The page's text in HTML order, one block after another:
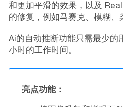
和更加平滑的效果，以及
的修复，例如马赛克、模糊、
Ai的自动推断功能只需最少的
小时的工作时间。
亮点功能：